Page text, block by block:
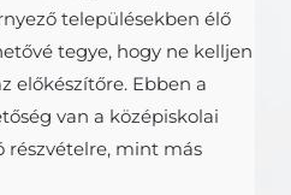
településekben élő
tegye, hogy ne kelljen
előkészítőre. Ebben a
van a középiskolai
részvételre, mint más